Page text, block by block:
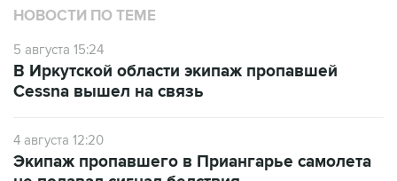
НОВОСТИ ПО ТЕМЕ
5 августа 15:24
В Иркутской области экипаж пропавшей
Cessna вышел на связь
4 августа 12:20
Экипаж пропавшего в Приангарье самолета